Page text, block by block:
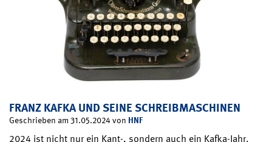
FRANZ KAFKA UND SEINE SCHREIBMASCHINEN
Geschrieben am 31.05.2024 von HNF
2024 ist nicht nur ein Kant-, sondern auch ein Kafka-Jahr.